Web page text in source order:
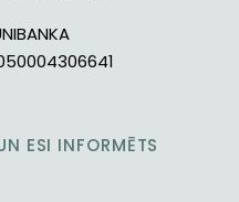
ESI INFORMĒTS